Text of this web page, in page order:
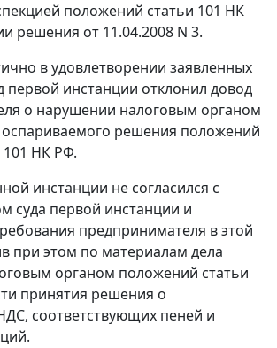
положений статьи 101 НК
решения от 11.04.2008 N 3.
в удовлетворении заявленных
первой инстанции отклонил довод
о нарушении налоговым органом
решения положений
НК РФ.
инстанции не согласился с
суда первой инстанции и
предпринимателя в этой
при этом по материалам дела
органом положений статьи
принятия решения о
соответствующих пеней и